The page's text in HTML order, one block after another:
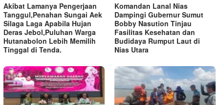
Akibat Lamanya Pengerjaan
Tanggul,Penahan Sungai Aek
Silaga Laga Apabila Hujan
Deras Jebol,Puluhan Warga
Hutanabolon Lebih Memilih
Tinggal di Tenda.
Komandan Lanal Nias
Dampingi Gubernur Sumut
Bobby Nasution Tinjau
Fasilitas Kesehatan dan
Budidaya Rumput Laut di
Nias Utara